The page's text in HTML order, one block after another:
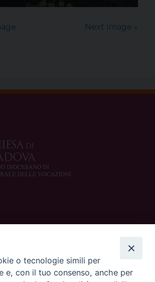
Next Image »
Padova
com
o tecnologie simili per
e, con il tuo consenso, anche per